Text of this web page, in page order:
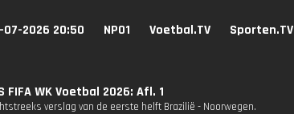
07-2026 20:50 NPO1 Voetbal.TV Sporten.TV
FIFA WK Voetbal 2026: Afl. 1
verslag van de eerste helft Brazilië - Noorwegen.